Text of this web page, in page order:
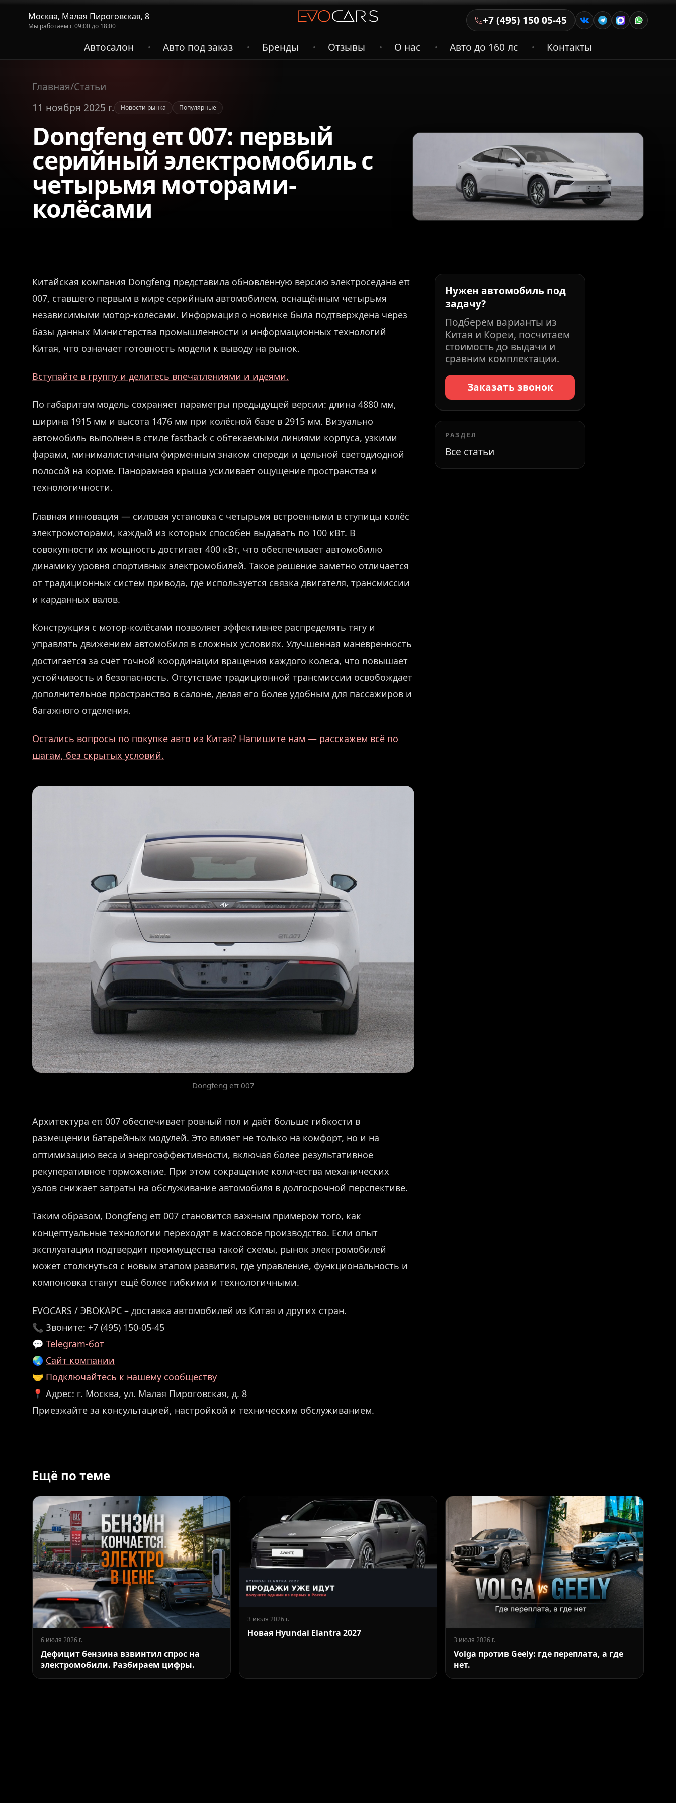
Москва, Малая Пироговская, 8
Мы работаем с 09:00 до 18:00
+7 (495) 150 05-45
Автосалон
• Авто под заказ • Бренды • Отзывы • О нас • Авто до 160 лс • Контакты
Главная/Статьи
11 ноября 2025 г.
Новости рынка Популярные
Dongfeng eπ 007: первый
серийный электромобиль с
четырьмя моторами-
колёсами
Китайская компания Dongfeng представила обновлённую версию электроседана eπ
007, ставшего первым в мире серийным автомобилем, оснащённым четырьмя
независимыми мотор-колёсами. Информация о новинке была подтверждена через
базы данных Министерства промышленности и информационных технологий
Китая, что означает готовность модели к выводу на рынок.
Вступайте в группу и делитесь впечатлениями и идеями.
По габаритам модель сохраняет параметры предыдущей версии: длина 4880 мм,
ширина 1915 мм и высота 1476 мм при колёсной базе в 2915 мм. Визуально
автомобиль выполнен в стиле fastback с обтекаемыми линиями корпуса, узкими
фарами, минималистичным фирменным знаком спереди и цельной светодиодной
полосой на корме. Панорамная крыша усиливает ощущение пространства и
технологичности.
Главная инновация — силовая установка с четырьмя встроенными в ступицы колёс
электромоторами, каждый из которых способен выдавать по 100 кВт. В
совокупности их мощность достигает 400 кВт, что обеспечивает автомобилю
динамику уровня спортивных электромобилей. Такое решение заметно отличается
от традиционных систем привода, где используется связка двигателя, трансмиссии
и карданных валов.
Конструкция с мотор-колёсами позволяет эффективнее распределять тягу и
управлять движением автомобиля в сложных условиях. Улучшенная манёвренность
достигается за счёт точной координации вращения каждого колеса, что повышает
устойчивость и безопасность. Отсутствие традиционной трансмиссии освобождает
дополнительное пространство в салоне, делая его более удобным для пассажиров и
багажного отделения.
Остались вопросы по покупке авто из Китая? Напишите нам — расскажем всё по
шагам, без скрытых условий.
Dongfeng eπ 007
Архитектура eπ 007 обеспечивает ровный пол и даёт больше гибкости в
размещении батарейных модулей. Это влияет не только на комфорт, но и на
оптимизацию веса и энергоэффективности, включая более результативное
рекуперативное торможение. При этом сокращение количества механических
узлов снижает затраты на обслуживание автомобиля в долгосрочной перспективе.
Таким образом, Dongfeng eπ 007 становится важным примером того, как
концептуальные технологии переходят в массовое производство. Если опыт
эксплуатации подтвердит преимущества такой схемы, рынок электромобилей
может столкнуться с новым этапом развития, где управление, функциональность и
компоновка станут ещё более гибкими и технологичными.
EVOCARS / ЭВОКАРС – доставка автомобилей из Китая и других стран.
📞 Звоните: +7 (495) 150-05-45
💬 Telegram-бот
🌏 Сайт компании
🤝 Подключайтесь к нашему сообществу
📍 Адрес: г. Москва, ул. Малая Пироговская, д. 8
Приезжайте за консультацией, настройкой и техническим обслуживанием.
Нужен автомобиль под
задачу?
Подберём варианты из
Китая и Кореи, посчитаем
стоимость до выдачи и
сравним комплектации.
Заказать звонок
РАЗДЕЛ
Все статьи
Ещё по теме
6 июля 2026 г.
Дефицит бензина взвинтил спрос на
электромобили. Разбираем цифры.
3 июля 2026 г.
Новая Hyundai Elantra 2027
3 июля 2026 г.
Volga против Geely: где переплата, а где
нет.